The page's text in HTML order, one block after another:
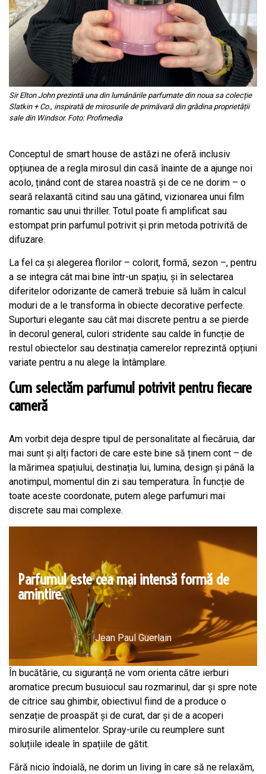
Sir Elton John prezintă una din lumânările parfumate din noua sa colecție
Slatkin + Co., inspirată de mirosurile de primăvară din grădina proprietății
sale din Windsor. Foto: Profimedia
Conceptul de smart house de astăzi ne oferă inclusiv
opțiunea de a regla mirosul din casă înainte de a ajunge noi
acolo, ținând cont de starea noastră și de ce ne dorim – o
seară relaxantă citind sau una gătind, vizionarea unui film
romantic sau unui thriller. Totul poate fi amplificat sau
estompat prin parfumul potrivit și prin metoda potrivită de
difuzare.
La fel ca și alegerea florilor – colorit, formă, sezon –, pentru
a se integra cât mai bine într-un spațiu, și în selectarea
diferitelor odorizante de cameră trebuie să luăm în calcul
moduri de a le transforma în obiecte decorative perfecte.
Suporturi elegante sau cât mai discrete pentru a se pierde
în decorul general, culori stridente sau calde în funcție de
restul obiectelor sau destinația camerelor reprezintă opțiuni
variate pentru a nu alege la întâmplare.
Cum selectăm parfumul potrivit pentru fiecare
cameră
Am vorbit deja despre tipul de personalitate al fiecăruia, dar
mai sunt și alți factori de care este bine să ținem cont – de
la mărimea spațiului, destinația lui, lumina, design și până la
anotimpul, momentul din zi sau temperatura. În funcție de
toate aceste coordonate, putem alege parfumuri mai
discrete sau mai complexe.
Parfumul este cea mai intensă formă de
amintire.
Jean Paul Guerlain
În bucătărie, cu siguranță ne vom orienta către ierburi
aromatice precum busuiocul sau rozmarinul, dar și spre note
de citrice sau ghimbir, obiectivul fiind de a produce o
senzație de proaspăt și de curat, dar și de a acoperi
mirosurile alimentelor. Spray-urile cu reumplere sunt
soluțiile ideale în spațiile de gătit.
Fără nicio îndoială, ne dorim un living în care să ne relaxăm,